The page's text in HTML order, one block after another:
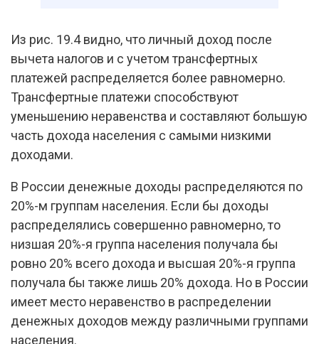
Из рис. 19.4 видно, что личный доход после
вычета налогов и с учетом трансфертных
платежей распределяется более равномерно.
Трансфертные платежи способствуют
уменьшению неравенства и составляют большую
часть дохода населения с самыми низкими
доходами.
В России денежные доходы распределяются по
20%-м группам населения. Если бы доходы
распределялись совершенно равномерно, то
низшая 20%-я группа населения получала бы
ровно 20% всего дохода и высшая 20%-я группа
получала бы также лишь 20% дохода. Но в России
имеет место неравенство в распределении
денежных доходов между различными группами
населения.